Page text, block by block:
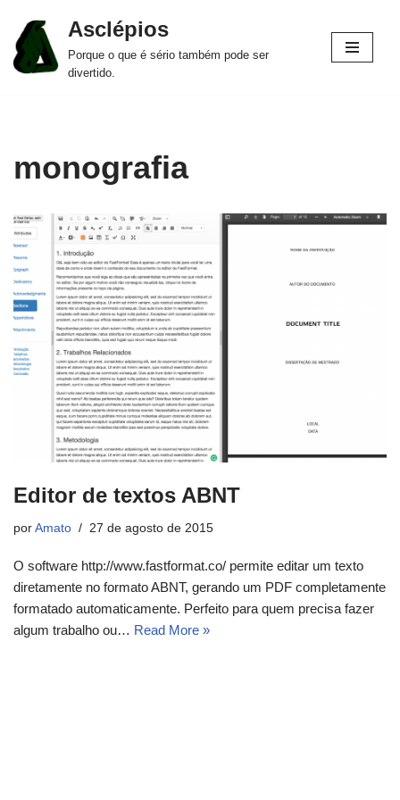
Pular
para
Asclépios
Porque o que é sério também pode ser
divertido.
monografia
Editor de textos ABNT
por Amato 27 de agosto de 2015
O software http://www.fastformat.co/ permite editar um texto
diretamente no formato ABNT, gerando um PDF completamente
formatado automaticamente. Perfeito para quem precisa fazer
algum trabalho ou… Read More »